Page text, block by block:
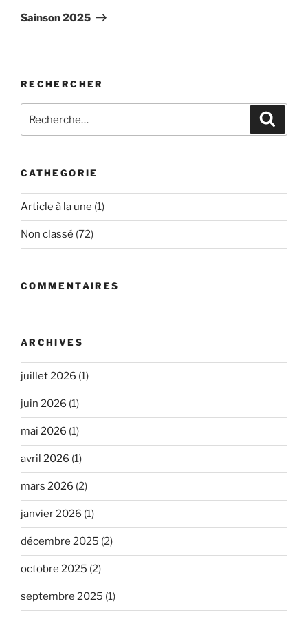
Sainson 2025
RECHERCHER
CATHEGORIE
Article à la une (1)
Non classé (72)
COMMENTAIRES
ARCHIVES
juillet 2026 (1)
juin 2026 (1)
mai 2026 (1)
avril 2026 (1)
mars 2026 (2)
janvier 2026 (1)
décembre 2025 (2)
octobre 2025 (2)
septembre 2025 (1)